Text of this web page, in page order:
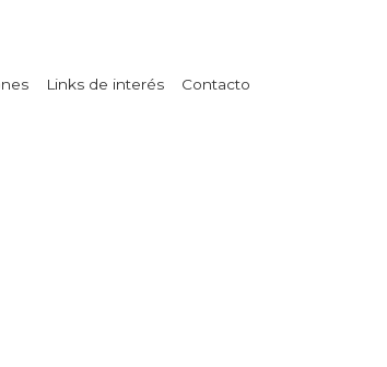
Links de interés Contacto